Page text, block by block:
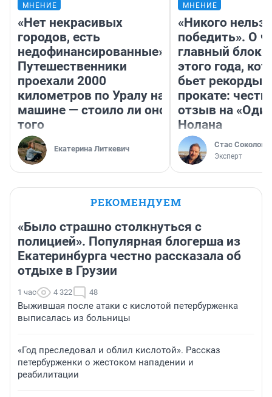
МНЕНИЕ
«Нет некрасивых
городов, есть
недофинансированные».
Путешественники
проехали 2000
километров по Уралу на
машине — стоило ли оно
того
Екатерина Литкевич
МНЕНИЕ
«Никого нельзя
победить». О
главный
этого года,
бьет рекорды в
прокате:
отзыв на
Нолана
Стас Соколов
Эксперт
РЕКОМЕНДУЕМ
«Было страшно столкнуться с
полицией». Популярная блогерша из
Екатеринбурга честно рассказала об
отдыхе в Грузии
1 час 4 322 48
Выжившая после атаки с кислотой петербурженка
выписалась из больницы
«Год преследовал и облил кислотой». Рассказ
петербурженки о жестоком нападении и
реабилитации